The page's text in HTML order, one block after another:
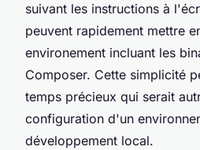
suivant les instructions à
peuvent rapidement mettre
environement incluant les
Composer. Cette simplicité
temps précieux qui serait
configuration d'un
développement local.